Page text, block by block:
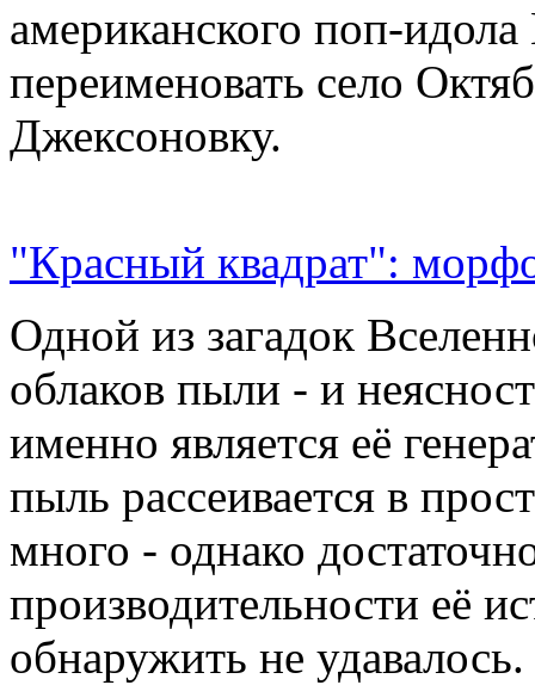
американского поп-
переименовать село
Джексоновку.
"Красный квадрат":
Одной из загадок
облаков пыли - и
именно является её
пыль рассеивается в
много - однако
производительности её
обнаружить не удавалось.